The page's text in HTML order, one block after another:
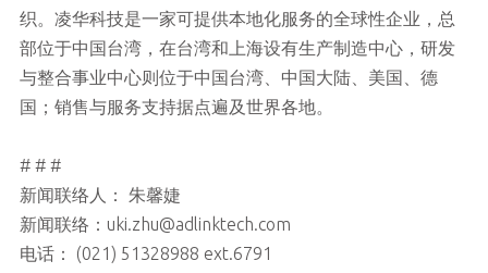
织。凌华科技是一家可提供本地化服务的全球性企业，总
部位于中国台湾，在台湾和上海设有生产制造中心，研发
与整合事业中心则位于中国台湾、中国大陆、美国、德
国；销售与服务支持据点遍及世界各地。
# # #
新闻联络人： 朱馨婕
新闻联络：uki.zhu@adlinktech.com
电话： (021) 51328988 ext.6791